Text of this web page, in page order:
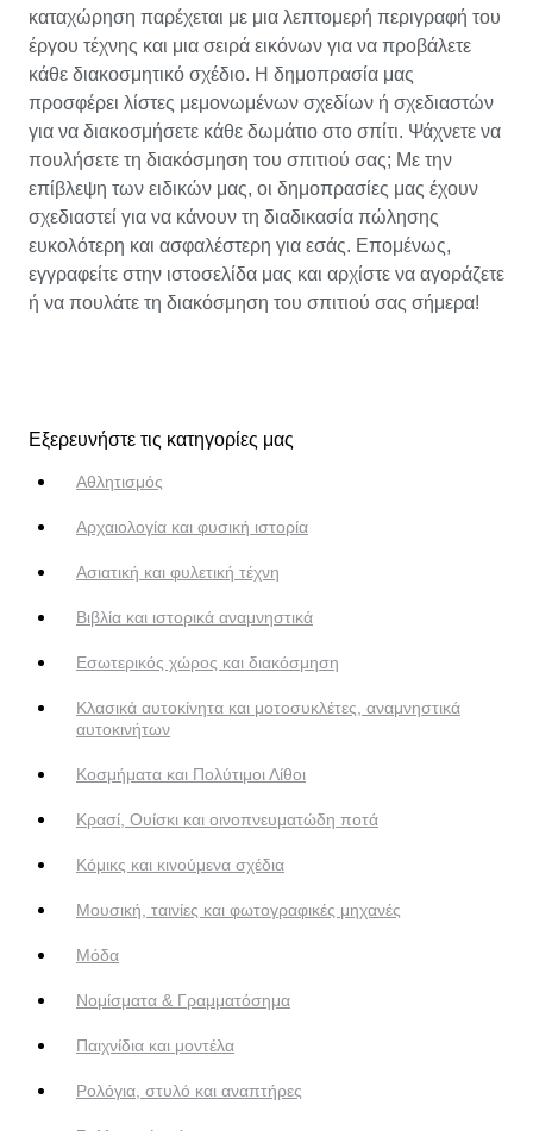
καταχώρηση παρέχεται με μια λεπτομερή περιγραφή του
έργου τέχνης και μια σειρά εικόνων για να προβάλετε
κάθε διακοσμητικό σχέδιο. Η δημοπρασία μας
προσφέρει λίστες μεμονωμένων σχεδίων ή σχεδιαστών
για να διακοσμήσετε κάθε δωμάτιο στο σπίτι. Ψάχνετε να
πουλήσετε τη διακόσμηση του σπιτιού σας; Με την
επίβλεψη των ειδικών μας, οι δημοπρασίες μας έχουν
σχεδιαστεί για να κάνουν τη διαδικασία πώλησης
ευκολότερη και ασφαλέστερη για εσάς. Επομένως,
εγγραφείτε στην ιστοσελίδα μας και αρχίστε να αγοράζετε
ή να πουλάτε τη διακόσμηση του σπιτιού σας σήμερα!
Εξερευνήστε τις κατηγορίες μας
Αθλητισμός
Αρχαιολογία και φυσική ιστορία
Ασιατική και φυλετική τέχνη
Βιβλία και ιστορικά αναμνηστικά
Εσωτερικός χώρος και διακόσμηση
Κλασικά αυτοκίνητα και μοτοσυκλέτες, αναμνηστικά
αυτοκινήτων
Κοσμήματα και Πολύτιμοι Λίθοι
Κρασί, Ουίσκι και οινοπνευματώδη ποτά
Κόμικς και κινούμενα σχέδια
Μουσική, ταινίες και φωτογραφικές μηχανές
Μόδα
Νομίσματα & Γραμματόσημα
Παιχνίδια και μοντέλα
Ρολόγια, στυλό και αναπτήρες